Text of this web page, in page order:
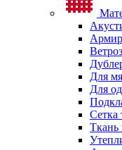
Для
Для
Сетка
Ткань